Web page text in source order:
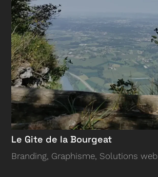
Le Gite de la Bourgeat
Branding, Graphisme, Solutions web